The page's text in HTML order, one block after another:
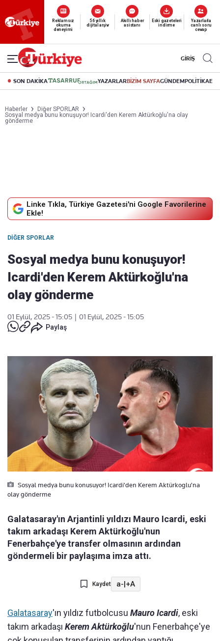
Reklamsız
okuma
deneyimi
56 yıllık
dijital arşiv
Akıllı haber
asistanı
Eski gazeteleri
indirme
Yazarlarla
canlı soru
cevap
Yeni nesil dijital
abonelik 19 TL’den başlayan fiyatlarla.
GİRİŞ
SON DAKİKA YAZARLARBİZİM SAYFAGÜNDEMPOLİTİKA
Haberler
Diğer SPORLAR
Sosyal medya bunu konuşuyor! Icardi'den Kerem Aktürkoğlu'na olay
gönderme
Linke Tıkla, Türkiye Gazetesi'ni Google Favorilerine
Ekle!
DIĞER SPORLAR
Sosyal medya bunu konuşuyor!
Icardi'den Kerem Aktürkoğlu'na
olay gönderme
01 Eylül, 2025 - 15:05
01 Eylül, 2025 - 15:05
Paylaş
Sosyal medya bunu konusuyor! Icardi'den Kerem Aktürkoglu'na
olay gönderme
Galatasaray'ın Arjantinli yıldızı Mauro Icardi, eski
takım arkadaşı Kerem Aktürkoğlu'nun
Fenerbahçe'ye transfer olmasının ardından
göndermeli bir paylaşıma imza attı.
Kaydet a-|+A
Galatasaray'ın yıldız futbolcusu Mauro Icardi, eski
takım arkadaşı Kerem Aktürkoğlu'nun Fenerbahçe'ye